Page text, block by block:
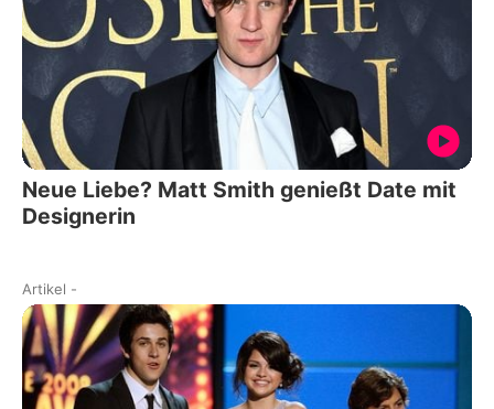
Neue Liebe? Matt Smith genießt Date mit
Designerin
Artikel -